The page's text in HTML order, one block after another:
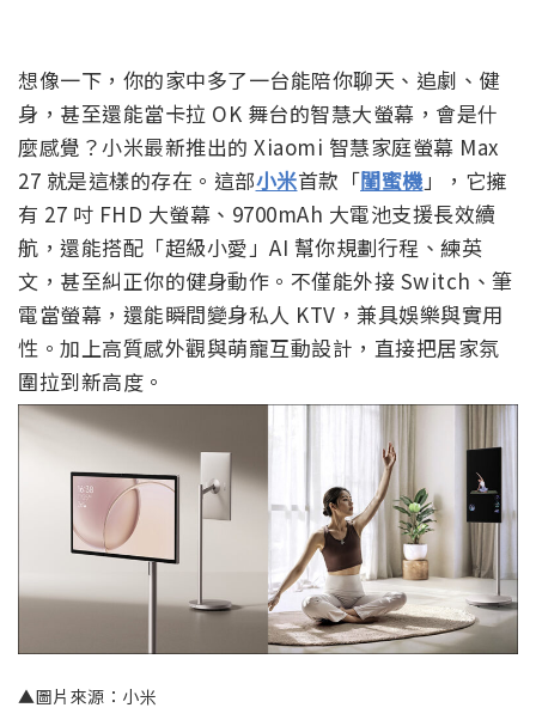
想像一下，你的家中多了一台能陪你聊天、追劇、健
身，甚至還能當卡拉 OK 舞台的智慧大螢幕，會是什
麼感覺？小米最新推出的 Xiaomi 智慧家庭螢幕 Max
27 就是這樣的存在。這部小米首款「閨蜜機」，它擁
有 27 吋 FHD 大螢幕、9700mAh 大電池支援長效續
航，還能搭配「超級小愛」AI 幫你規劃行程、練英
文，甚至糾正你的健身動作。不僅能外接 Switch、筆
電當螢幕，還能瞬間變身私人 KTV，兼具娛樂與實用
性。加上高質感外觀與萌寵互動設計，直接把居家氛
圍拉到新高度。
▲圖片來源：小米